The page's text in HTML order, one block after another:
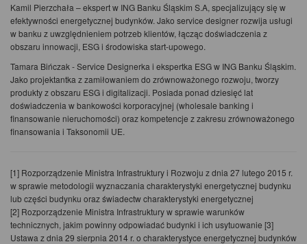
Kamil Pierzchała – ekspert w ING Banku Śląskim S.A, specjalizujący się w
efektywności energetycznej budynków. Jako service designer rozwija usługi
w banku z uwzględnieniem potrzeb klientów, łącząc doświadczenia z
obszaru innowacji, ESG i środowiska start-upowego.
Tamara Bińczak - Service Designerka i ekspertka ESG w ING Banku Śląskim.
Jako projektantka z zamiłowaniem do zrównoważonego rozwoju, tworzy
produkty z obszaru ESG i digitalizacji. Posiada ponad dziesięć lat
doświadczenia w bankowości korporacyjnej (wholesale banking i
finansowanie nieruchomości) oraz kompetencje z zakresu zrównoważonego
finansowania i Taksonomii UE.
[1] Rozporządzenie Ministra Infrastruktury i Rozwoju z dnia 27 lutego 2015 r.
w sprawie metodologii wyznaczania charakterystyki energetycznej budynku
lub części budynku oraz świadectw charakterystyki energetycznej
[2] Rozporządzenie Ministra Infrastruktury w sprawie warunków
technicznych, jakim powinny odpowiadać budynki i ich usytuowanie [3]
Ustawa z dnia 29 sierpnia 2014 r. o charakterystyce energetycznej budynków